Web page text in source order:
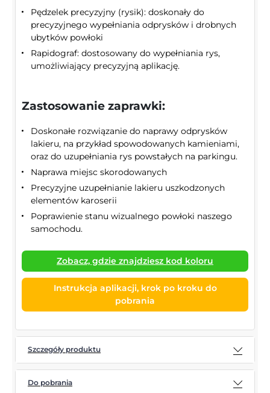
Pędzelek precyzyjny (rysik): doskonały do
precyzyjnego wypełniania odprysków i drobnych
ubytków powłoki
Rapidograf: dostosowany do wypełniania rys,
umożliwiający precyzyjną aplikację.
Zastosowanie zaprawki:
Doskonałe rozwiązanie do naprawy odprysków
lakieru, na przykład spowodowanych kamieniami,
oraz do uzupełniania rys powstałych na parkingu.
Naprawa miejsc skorodowanych
Precyzyjne uzupełnianie lakieru uszkodzonych
elementów karoserii
Poprawienie stanu wizualnego powłoki naszego
samochodu.
Zobacz, gdzie znajdziesz kod koloru
Instrukcja aplikacji, krok po kroku do
pobrania
Szczegóły produktu
Do pobrania